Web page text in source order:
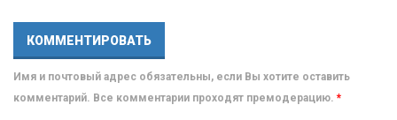
Имя и почтовый адрес обязательны, если Вы хотите оставить
комментарий. Все комментарии проходят премодерацию. *